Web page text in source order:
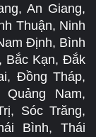
An Giang,
Thuận, Ninh
Định, Bình
Bắc Kạn, Đắk
Đồng Tháp,
Nam,
Sóc Trăng,
Bình, Thái